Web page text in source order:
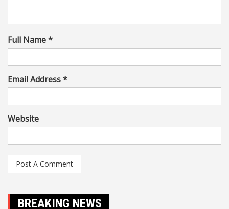
Full Name *
Email Address *
Website
BREAKING NEWS